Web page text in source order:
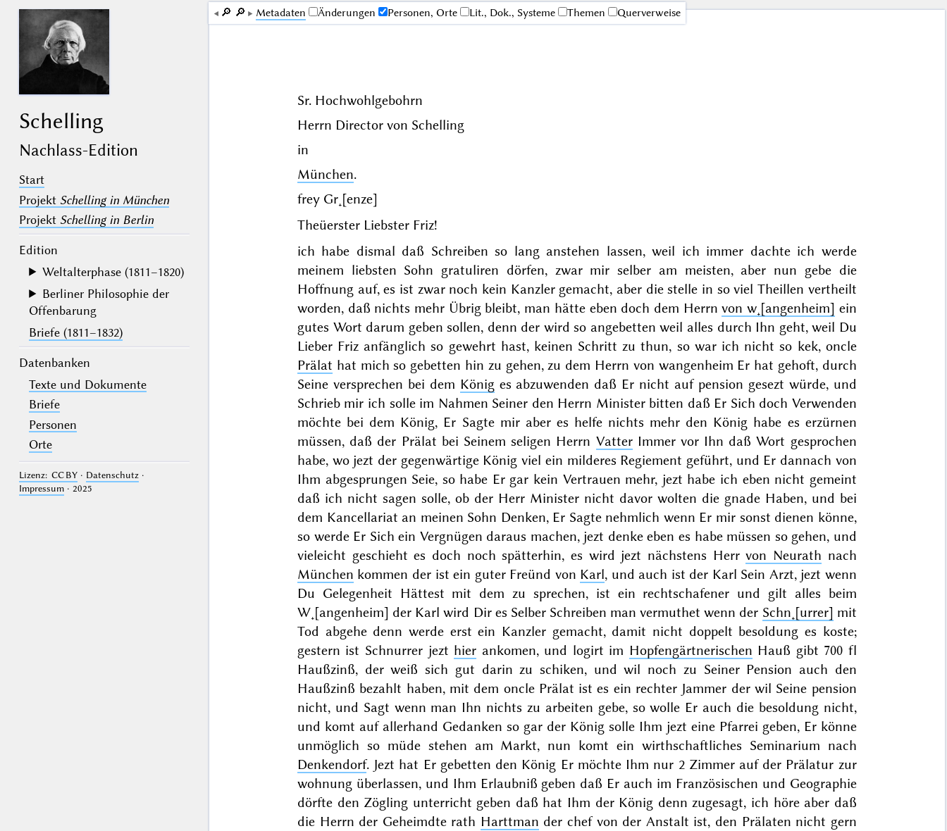
Schelling
Nachlass-Edition
Start
Projekt Schelling in München
Projekt Schelling in Berlin
Edition
Weltalterphase (1811–1820)
Berliner Philosophie der
Offenbarung
Briefe (1811–1832)
Datenbanken
Texte und Dokumente
Briefe
Personen
Orte
Lizenz: CC BY· Datenschutz·
Impressum· 2025
🔎︎ 🔎︎ Me­ta­da­ten Änderungen Personen, Orte Lit., Dok., Systeme Themen Querverweise
Sr. Hochwohlgebohrn
Herrn Director von Schelling
in
München.
frey Gr˖[enze]
Theüerster Liebster Friz!
ich habe dismal daß Schreiben so lang anstehen lassen, weil ich immer dachte ich werde
meinem liebsten Sohn gratuliren dörfen, zwar mir selber am meisten, aber nun gebe die
Hoffnung auf, es ist zwar noch kein Kanzler gemacht, aber die stelle in so viel Theillen vertheilt
worden, daß nichts mehr Übrig bleibt, man hätte eben doch dem Herrnvon w˖[angenheim] ein
gutes Wort darum geben sollen, denn der wird so angebetten weil alles durch Ihn geht, weil Du
Lieber Friz anfänglich so gewehrt hast, keinen Schritt zu thun, so war ich nicht so kek, oncle
Prälat hat mich so gebetten hin zu gehen, zu dem Herrn von wangenheim Er hat gehoft, durch
Seine versprechen bei dem König es abzuwenden daß Er nicht auf pension gesezt würde, und
Schrieb mir ich solle im Nahmen Seiner den Herrn Minister bitten daß Er Sich doch Verwenden
möchte bei dem König, Er Sagte mir aber es helfe nichts mehr den König habe es erzürnen
müssen, daß der Prälat bei Seinem seligen Herrn VatterImmer vor Ihn daß Wort gesprochen
habe, wo jezt der gegenwärtige König viel ein milderes Regiement geführt, und Er dannach von
Ihm abgesprungen Seie, so habe Er gar kein Vertrauen mehr, jezt habe ich eben nicht gemeint
daß ich nicht sagen solle, ob der Herr Minister nicht davor wolten die gnade Haben, und bei
dem Kancellariat an meinen Sohn Denken, Er Sagte nehmlich wenn Er mir sonst dienen könne,
so werde Er Sich ein Vergnügen daraus machen, jezt denke eben es habe müssen so gehen, und
vieleicht geschieht es doch noch spätterhin, es wird jezt nächstens Herrvon Neurath nach
München kommen der ist ein guter Freünd von Karl, und auch ist der Karl Sein Arzt, jezt wenn
Du Gelegenheit Hättest mit dem zu sprechen, ist ein rechtschafener und gilt alles beim
W˖[angenheim] der Karl wird Dir es Selber Schreiben man vermuthet wenn der Schn˖[urrer] mit
Tod abgehe denn werde erst ein Kanzler gemacht, damit nicht doppelt besoldung es koste;
gestern ist Schnurrer jezt hier ankomen, und logirt im Hopfengärtnerischen Hauß gibt 700 fl
Haußzinß, der weiß sich gut darin zu schiken, und wil noch zu Seiner Pension auch den
Haußzinß bezahlt haben, mit dem oncle Prälat ist es ein rechter Jammer der wil Seine pension
nicht, und Sagt wenn man Ihn nichts zu arbeiten gebe, so wolle Er auch die besoldung nicht,
und komt auf allerhand Gedanken so gar der König solle Ihm jezt eine Pfarrei geben, Er könne
unmöglich so müde stehen am Markt, nun komt ein wirthschaftliches Seminarium nach
Denkendorf. Jezt hat Er gebetten den König Er möchte Ihm nur 2 Zimmer auf der Prälatur zur
wohnung überlassen, und Ihm Erlaubniß geben daß Er auch im Französischen und Geographie
dörfte den Zögling unterricht geben daß hat Ihm der König denn zugesagt, ich höre aber daß
die Herrn der Geheimdte rath Harttman der chef von der Anstalt ist, den Prälaten nicht gern